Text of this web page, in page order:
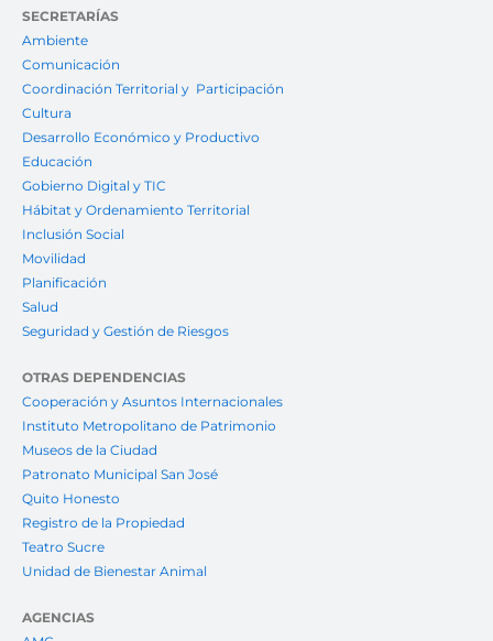
SECRETARÍAS
Ambiente
Comunicación
Coordinación Territorial y Participación
Cultura
Desarrollo Económico y Productivo
Educación
Gobierno Digital y TIC
Hábitat y Ordenamiento Territorial
Inclusión Social
Movilidad
Planificación
Salud
Seguridad y Gestión de Riesgos
OTRAS DEPENDENCIAS
Cooperación y Asuntos Internacionales
Instituto Metropolitano de Patrimonio
Museos de la Ciudad
Patronato Municipal San José
Quito Honesto
Registro de la Propiedad
Teatro Sucre
Unidad de Bienestar Animal
AGENCIAS